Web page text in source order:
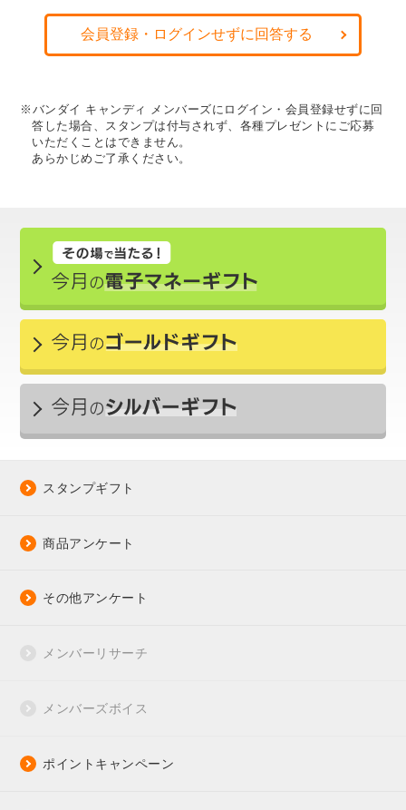
会員登録・ログインせずに回答する
※バンダイ キャンディ メンバーズにログイン・会員登録せずに回
答した場合、スタンプは付与されず、各種プレゼントにご応募
いただくことはできません。
あらかじめご了承ください。
スタンプギフト
商品アンケート
その他アンケート
メンバーリサーチ
メンバーズボイス
ポイントキャンペーン